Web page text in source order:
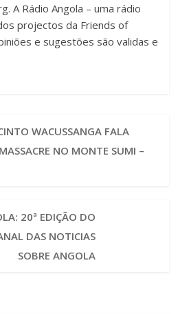
. A Rádio Angola – uma rádio
projectos da Friends of
e sugestões são validas e
WACUSSANGA FALA
NO MONTE SUMI –
20ª EDIÇÃO DO
DAS NOTICIAS
SOBRE ANGOLA